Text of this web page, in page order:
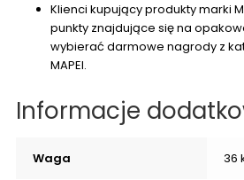
Klienci kupujący produkty marki
punkty znajdujące się na
wybierać darmowe nagrody z
MAPEI.
Informacje
Waga 36